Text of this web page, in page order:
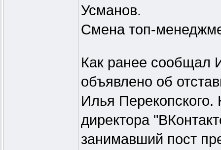
Усманов.
Смена топ-
Как ранее
объявлено об
Илья Перекопского.
директора
занимавший пост